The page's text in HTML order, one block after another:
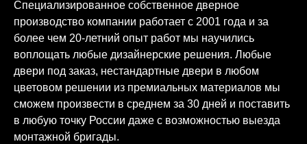
Специализированное собственное дверное
производство компании работает с 2001 года и за
более чем 20-летний опыт работ мы научились
воплощать любые дизайнерские решения. Любые
двери под заказ, нестандартные двери в любом
цветовом решении из премиальных материалов мы
сможем произвести в среднем за 30 дней и поставить
в любую точку России даже с возможностью выезда
монтажной бригады.